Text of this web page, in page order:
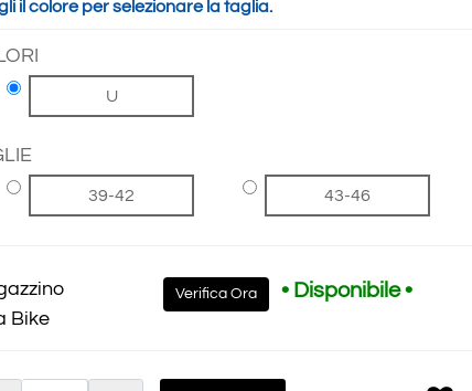
il colore per selezionare la taglia.
U
39-42 43-46
Bike
Verifica Ora • Disponibile •